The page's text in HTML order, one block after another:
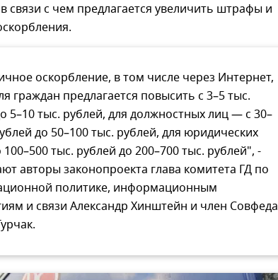
связи с чем предлагается увеличить штрафы и
оскорбление, в том числе через Интернет,
граждан предлагается повысить с 3–5 тыс.
5–10 тыс. рублей, для должностных лиц — с 30–
до 50–100 тыс. рублей, для юридических
тыс. рублей до 200–700 тыс. рублей", -
авторы законопроекта глава комитета ГД по
политике, информационным
и связи Александр Хинштейн и член Совфеда